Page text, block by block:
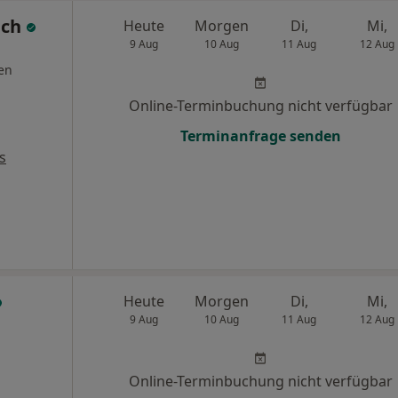
Heute
9 Aug
Morgen
10 Aug
Di,
11 Aug
Mi,
12 Aug
Online-Terminbuchung nicht verfügbar
Terminanfrage senden
Heute
9 Aug
Morgen
10 Aug
Di,
11 Aug
Mi,
12 Aug
Online-Terminbuchung nicht verfügbar